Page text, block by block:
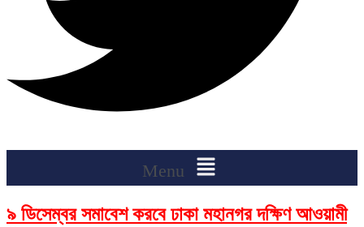
Menu
৯ ডিসেম্বর সমাবেশ করবে ঢাকা মহানগর দক্ষিণ আওয়ামী